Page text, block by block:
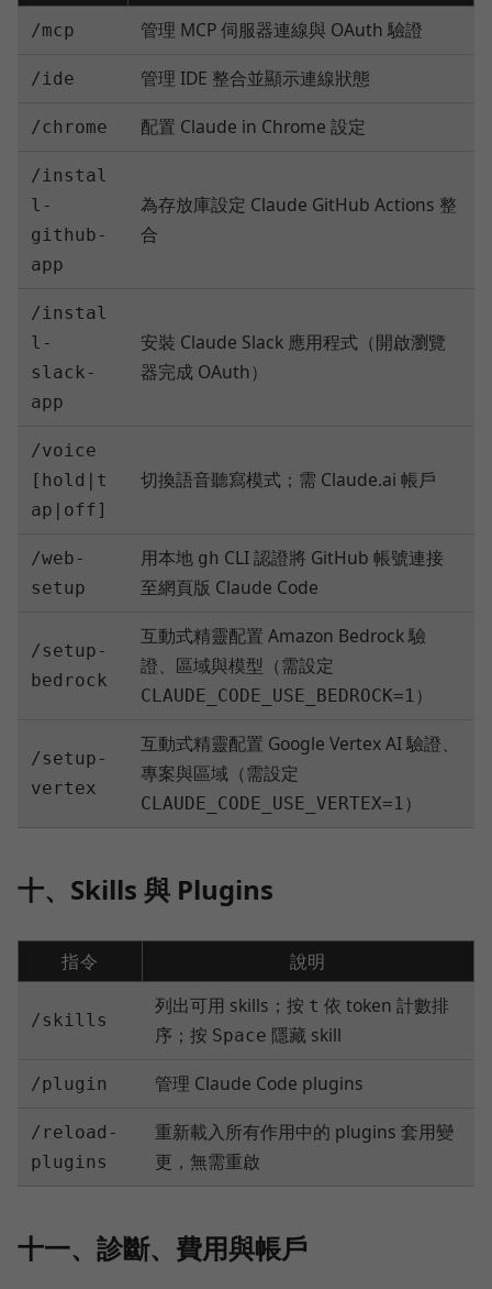
/mcp 管理 MCP 伺服器連線與 OAuth 驗證
/ide 管理 IDE 整合並顯示連線狀態
/chrome 配置 Claude in Chrome 設定
/instal
l-
github-
app
為存放庫設定 Claude GitHub Actions 整
合
/instal
l-
slack-
app
安裝 Claude Slack 應用程式（開啟瀏覽
器完成 OAuth）
/voice
[hold|t
ap|off]
切換語音聽寫模式；需 Claude.ai 帳戶
/web-
setup
用本地 gh CLI 認證將 GitHub 帳號連接
至網頁版 Claude Code
/setup-
bedrock
互動式精靈配置 Amazon Bedrock 驗
證、區域與模型（需設定
CLAUDE_CODE_USE_BEDROCK=1 ）
/setup-
vertex
互動式精靈配置 Google Vertex AI 驗證、
專案與區域（需設定
CLAUDE_CODE_USE_VERTEX=1 ）
十、Skills 與 Plugins
指令 說明
/skills
列出可用 skills；按 t 依 token 計數排
序；按 Space 隱藏 skill
/plugin 管理 Claude Code plugins
/reload-
plugins
重新載入所有作用中的 plugins 套用變
更，無需重啟
十一、診斷、費用與帳戶